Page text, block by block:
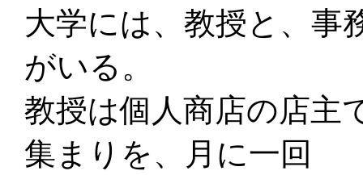
大学には、教授と、事
がいる。
教授は個人商店の店主
集まりを、月に一回